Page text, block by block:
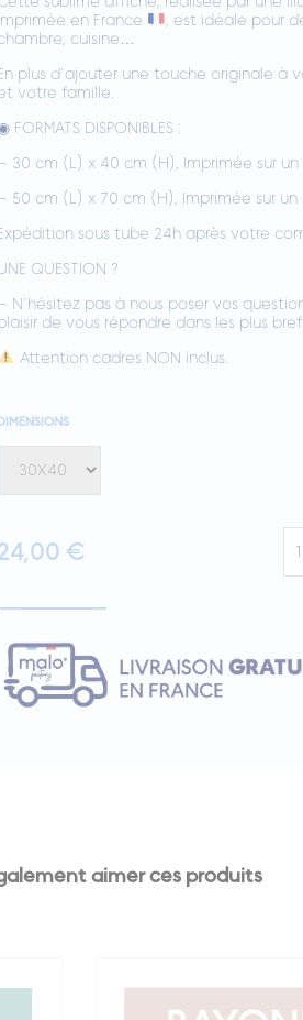
en France
, est idéale pour
cuisine…
plus d’ajouter une touche originale
votre famille.
FORMATS DISPONIBLES :
– 30 cm (L) x 40 cm (H), Imprimée sur
– 50 cm (L) x 70 cm (H), Imprimée sur
sous tube 24h après votre
QUESTION ?
– N’hésitez pas à nous poser vos
de vous répondre dans les plus
Attention cadres NON inclus.
€
de
aimer ces produits